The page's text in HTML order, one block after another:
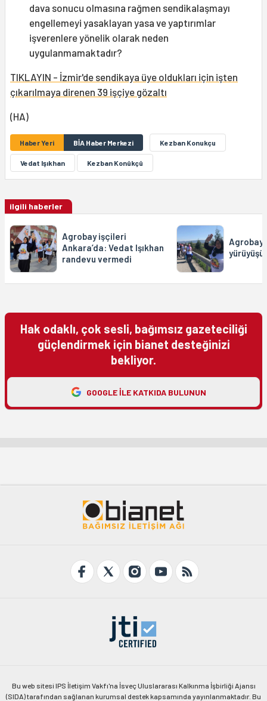
dava sonucu olmasına rağmen sendikalaşmayı
engellemeyi yasaklayan yasa ve yaptırımlar
işverenlere yönelik olarak neden
uygulanmamaktadır?
TIKLAYIN - İzmir'de sendikaya üye oldukları için işten
çıkarılmaya direnen 39 işçiye gözaltı
(HA)
Haber Yeri BİA Haber Merkezi Kezban Konukçu
Vedat Işıkhan Kezban Konûkçû
ilgili haberler
Agrobay işçileri
Ankara’da: Vedat Işıkhan
randevu vermedi
Agrobay
yürüyüşü
Hak odaklı, çok sesli, bağımsız gazeteciliği
güçlendirmek için bianet desteğinizi
bekliyor.
GOOGLE ILE KATKIDA BULUNUN
Bu web sitesi IPS İletişim Vakfı'na İsveç Uluslararası Kalkınma İşbirliği Ajansı
(SIDA) tarafından sağlanan kurumsal destek kapsamında yayınlanmaktadır. Bu